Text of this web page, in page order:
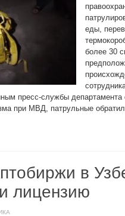
еды,
более 30
пресс-службы департамента
при МВД, патрульные
в
лицензию